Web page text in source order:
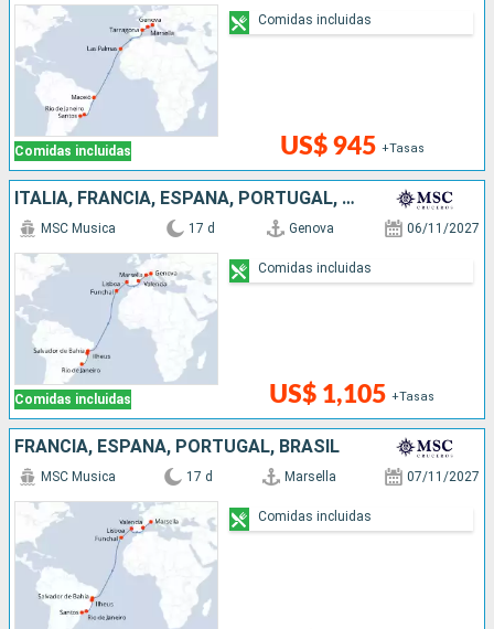
Comidas incluidas US$ 945 +Tasas
Comidas incluidas
ITALIA, FRANCIA, ESPAÑA, PORTUGAL, BRASIL
Comidas incluidas
MSC Musica 17 d Genova 06/11/2027
US$ 1,105 +Tasas
Comidas incluidas
FRANCIA, ESPAÑA, PORTUGAL, BRASIL
MSC Musica 17 d Marsella 07/11/2027
Comidas incluidas